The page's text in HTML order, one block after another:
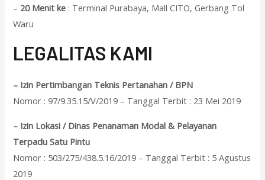
– 20 Menit ke : Terminal Purabaya, Mall CITO, Gerbang Tol
Waru
LEGALITAS KAMI
– Izin Pertimbangan Teknis Pertanahan / BPN
Nomor : 97/9.35.15/V/2019 – Tanggal Terbit : 23 Mei 2019
– Izin Lokasi / Dinas Penanaman Modal & Pelayanan
Terpadu Satu Pintu
Nomor : 503/275/438.5.16/2019 – Tanggal Terbit : 5 Agustus
2019